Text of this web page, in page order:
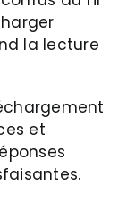
la lecture
et